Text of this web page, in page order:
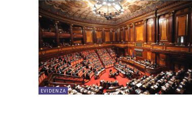
EVIDENZA